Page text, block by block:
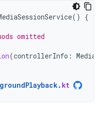
() {
omitted
(controllerInfo :
. kt